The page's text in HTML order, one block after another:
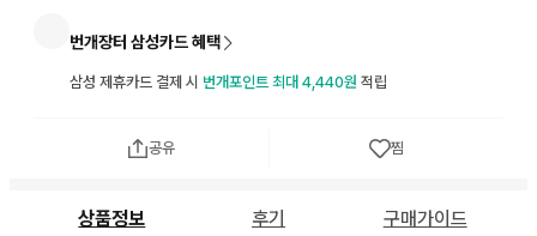
번개장터 삼성카드 혜택
삼성 제휴카드 결제 시 번개포인트 최대 4,440원 적립
공유 찜
상품정보 후기 구매가이드